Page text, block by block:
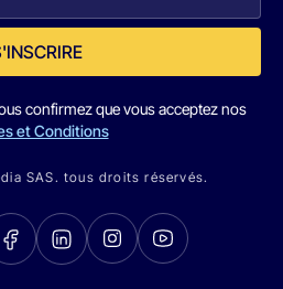
confirmez que vous acceptez nos
et Conditions
SAS. tous droits réservés.